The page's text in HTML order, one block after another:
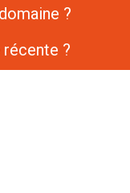
?
?